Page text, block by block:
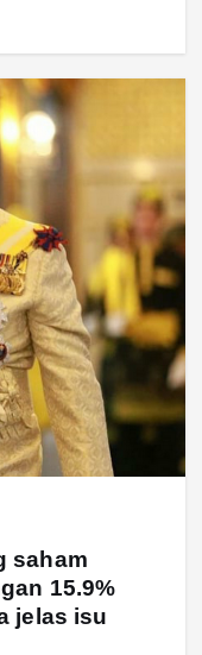
saham
15.9%
jelas isu